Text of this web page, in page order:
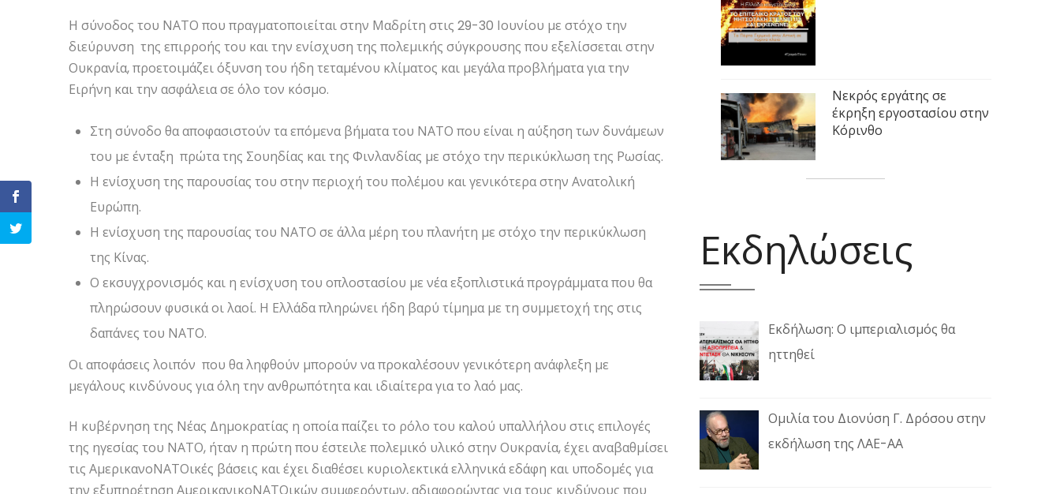
Η σύνοδος του ΝΑΤΟ που πραγματοποιείται στην Μαδρίτη στις 29-30 Ιουνίου με στόχο την
διεύρυνση της επιρροής του και την ενίσχυση της πολεμικής σύγκρουσης που εξελίσσεται στην
Ουκρανία, προετοιμάζει όξυνση του ήδη τεταμένου κλίματος και μεγάλα προβλήματα για την
Ειρήνη και την ασφάλεια σε όλο τον κόσμο.
Στη σύνοδο θα αποφασιστούν τα επόμενα βήματα του ΝΑΤΟ που είναι η αύξηση των δυνάμεων
του με ένταξη πρώτα της Σουηδίας και της Φινλανδίας με στόχο την περικύκλωση της Ρωσίας.
Η ενίσχυση της παρουσίας του στην περιοχή του πολέμου και γενικότερα στην Ανατολική
Ευρώπη.
Η ενίσχυση της παρουσίας του ΝΑΤΟ σε άλλα μέρη του πλανήτη με στόχο την περικύκλωση
της Κίνας.
Ο εκσυγχρονισμός και η ενίσχυση του οπλοστασίου με νέα εξοπλιστικά προγράμματα που θα
πληρώσουν φυσικά οι λαοί. Η Ελλάδα πληρώνει ήδη βαρύ τίμημα με τη συμμετοχή της στις
δαπάνες του ΝΑΤΟ.
Οι αποφάσεις λοιπόν που θα ληφθούν μπορούν να προκαλέσουν γενικότερη ανάφλεξη με
μεγάλους κινδύνους για όλη την ανθρωπότητα και ιδιαίτερα για το λαό μας.
Η κυβέρνηση της Νέας Δημοκρατίας η οποία παίζει το ρόλο του καλού υπαλλήλου στις επιλογές
της ηγεσίας του ΝΑΤΟ, ήταν η πρώτη που έστειλε πολεμικό υλικό στην Ουκρανία, έχει αναβαθμίσει
τις ΑμερικανοΝΑΤΟικές βάσεις και έχει διαθέσει κυριολεκτικά ελληνικά εδάφη και υποδομές για
την εξυπηρέτηση ΑμερικανικοΝΑΤΟικών συμφερόντων, αδιαφορώντας για τους κινδύνους που
Νεκρός εργάτης σε
έκρηξη εργοστασίου στην
Κόρινθο
Εκδηλώσεις
Εκδήλωση: Ο ιμπεριαλισμός θα
ηττηθεί
Ομιλία του Διονύση Γ. Δρόσου στην
εκδήλωση της ΛΑΕ-ΑΑ